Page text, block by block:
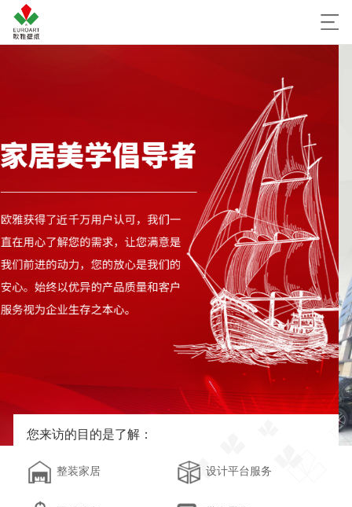
您来访的目的是了解：
整装家居 设计平台服务